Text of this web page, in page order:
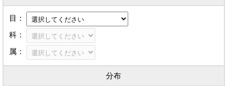
目：
科：
属：
分布